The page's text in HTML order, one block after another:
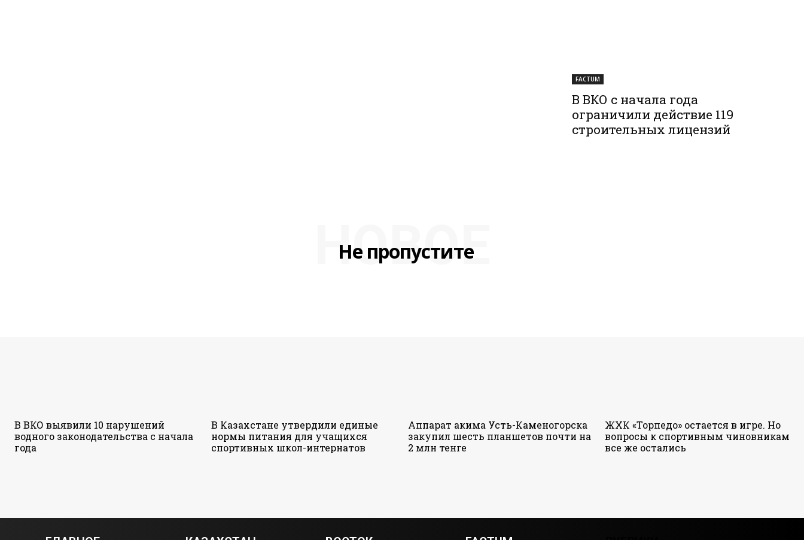
FACTUM
В ВКО с начала года
ограничили действие 119
строительных лицензий
Не пропустите
НОВОЕ
В ВКО выявили 10 нарушений
водного законодательства с начала
года
В Казахстане утвердили единые
нормы питания для учащихся
спортивных школ-интернатов
Аппарат акима Усть-Каменогорска
закупил шесть планшетов почти на
2 млн тенге
ЖХК «Торпедо» остается в игре. Но
вопросы к спортивным чиновникам
все же остались